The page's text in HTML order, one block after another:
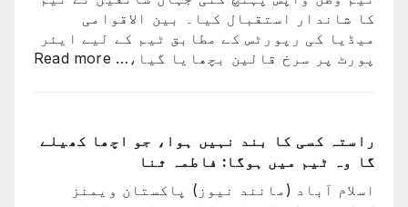
پر
2
کروڑ
33
دستخط
کا شاندار استقبال کیا۔ بین الاقوامی
میڈیا کی رپورٹس کے مطابق ٹیم کے لیے ایئر
پورٹ پر سرخ قالین بچھایا گیا،… Read more
راستہ کسی کا بند نہیں ہوا، جو اچھا کھیلے
گا وہ ٹیم میں ہوگا: فاطمہ ثنا
اسلام آباد (مانند نیوز) پاکستان ویمنز